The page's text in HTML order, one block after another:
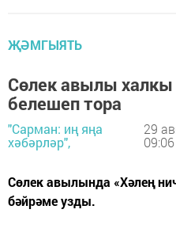
ҖӘМГЫЯТЬ
Сөлек авылы халкы
белешеп тора
"Сарман: иң яңа
хәбәрләр",
29
09:06
Сөлек авылында «Хәлең
бәйрәме узды.